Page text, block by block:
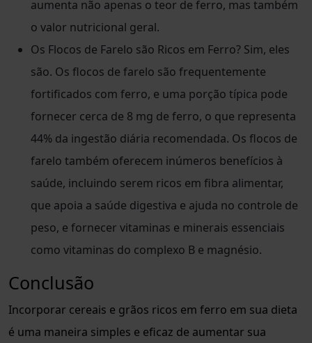
aumenta não apenas o teor de ferro, mas também
o valor nutricional geral.
Os Flocos de Farelo são Ricos em Ferro? Sim, eles
são. Os flocos de farelo são frequentemente
fortificados com ferro, e uma porção típica pode
fornecer cerca de 8 mg de ferro, o que representa
44% da ingestão diária recomendada. Os flocos de
farelo também oferecem inúmeros benefícios à
saúde, incluindo serem ricos em fibra alimentar,
que apoia a saúde digestiva e ajuda no controle de
peso, e fornecer vitaminas e minerais essenciais
como vitaminas do complexo B e magnésio.
Conclusão
Incorporar cereais e grãos ricos em ferro em sua dieta
é uma maneira simples e eficaz de aumentar sua